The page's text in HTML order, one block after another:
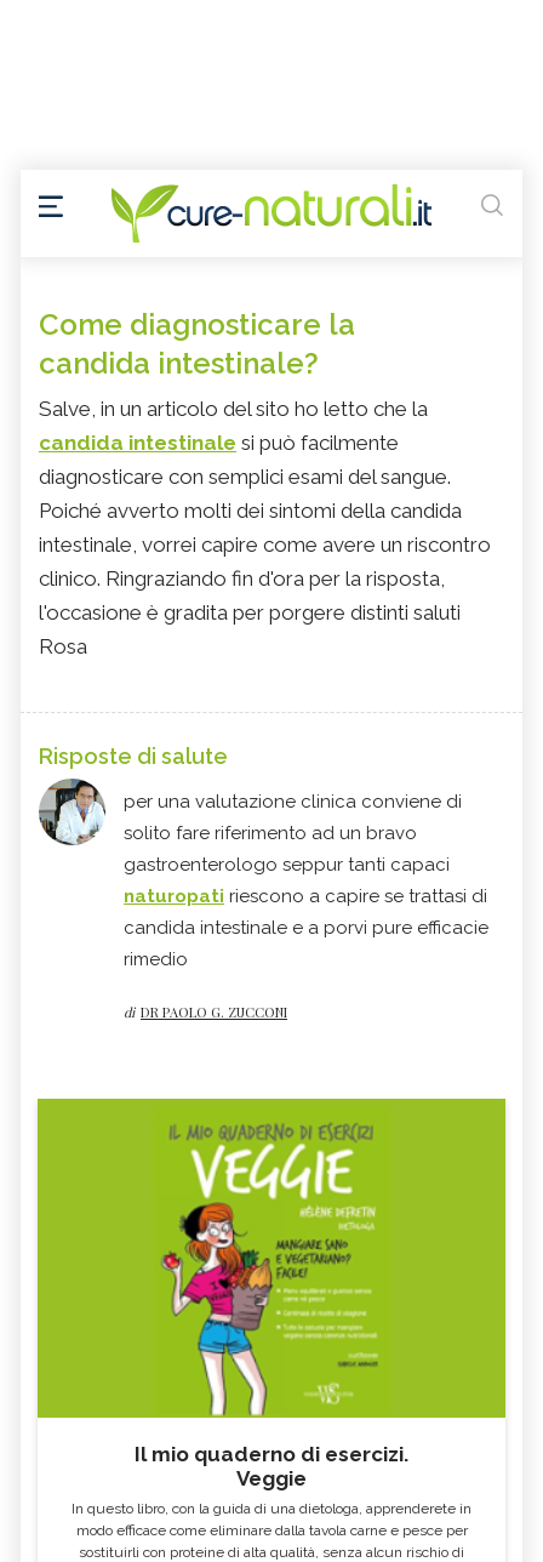
Come diagnosticare la
candida intestinale?
Salve, in un articolo del sito ho letto che la
candida intestinale si può facilmente
diagnosticare con semplici esami del sangue.
Poiché avverto molti dei sintomi della candida
intestinale, vorrei capire come avere un riscontro
clinico. Ringraziando fin d'ora per la risposta,
l'occasione è gradita per porgere distinti saluti
Rosa
Risposte di salute
per una valutazione clinica conviene di
solito fare riferimento ad un bravo
gastroenterologo seppur tanti capaci
naturopati riescono a capire se trattasi di
candida intestinale e a porvi pure efficacie
rimedio
di DR PAOLO G. ZUCCONI
Il mio quaderno di esercizi.
Veggie
In questo libro, con la guida di una dietologa, apprenderete in
modo efficace come eliminare dalla tavola carne e pesce per
sostituirli con proteine di alta qualità, senza alcun rischio di